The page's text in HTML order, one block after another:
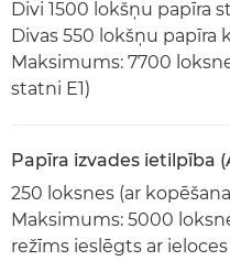
Divi 1500 lokšņu papīra
Divas 550 lokšņu papīra
Maksimums: 7700
statni E1)
Papīra izvades ietilpība
250 loksnes (ar
Maksimums: 5000
režīms ieslēgts ar